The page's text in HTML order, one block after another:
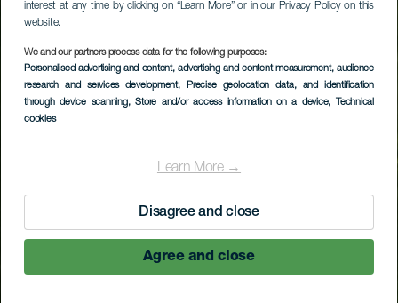
interest at any time by clicking on “Learn More” or in our Privacy Policy on this
website.
We and our partners process data for the following purposes:
Personalised advertising and content, advertising and content measurement, audience
research and services development, Precise geolocation data, and identification
through device scanning, Store and/or access information on a device, Technical
cookies
Learn More →
Disagree and close
Agree and close